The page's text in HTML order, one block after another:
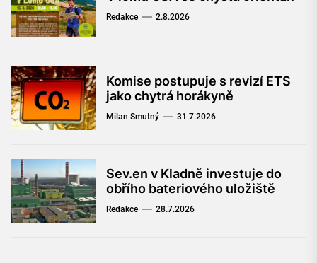
Redakce 2.8.2026
Komise postupuje s revizí ETS
jako chytrá horákyně
Milan Smutný 31.7.2026
Sev.en v Kladně investuje do
obřího bateriového uložiště
Redakce 28.7.2026